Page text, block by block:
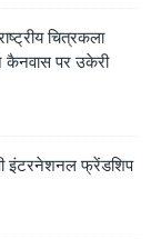
चित्रकला
कैनवास पर उकेरी
इंटरनेशनल फ्रेंडशिप